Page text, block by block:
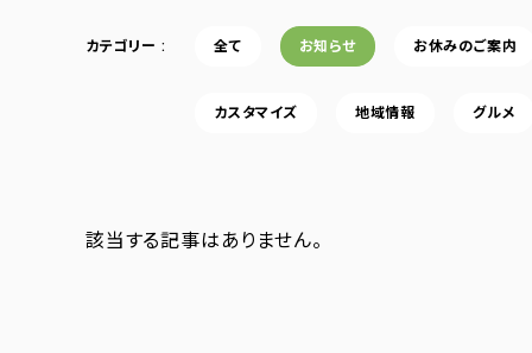
カテゴリー 全て お知らせ お休みのご案内
カスタマイズ 地域情報 グルメ
該当する記事はありません。